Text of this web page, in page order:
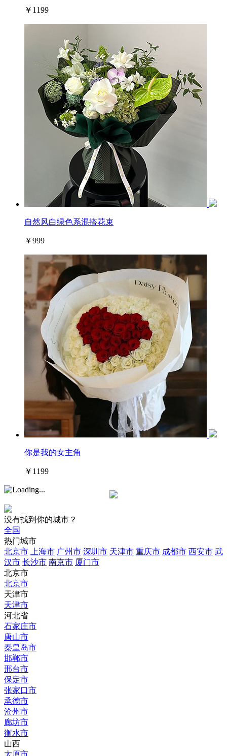
￥1199
自然风白绿色系混搭花束
￥999
你是我的女主角
￥1199
没有找到你的城市？
全国
热门城市
北京市
上海市 广州市 深圳市 天津市 重庆市 成都市 西安市 武
汉市 长沙市 南京市 厦门市
北京市
北京市
天津市
天津市
河北省
石家庄市
唐山市
秦皇岛市
邯郸市
邢台市
保定市
张家口市
承德市
沧州市
廊坊市
衡水市
山西
太原市